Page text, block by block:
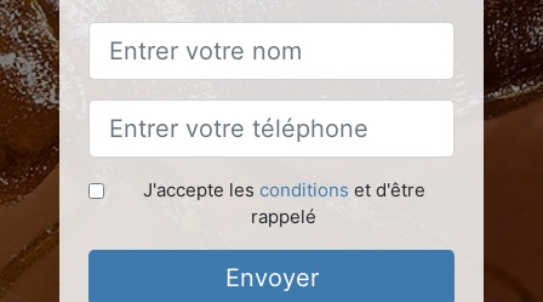
J'accepte les conditions et d'être
rappelé
Envoyer